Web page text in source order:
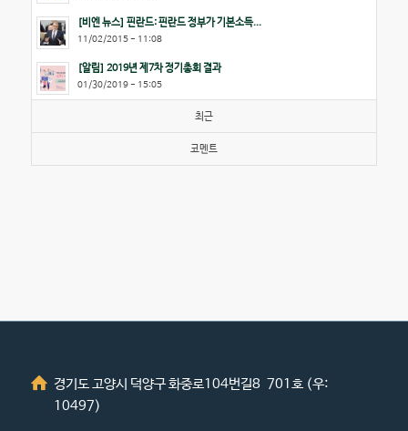
[비엔 뉴스] 핀란드: 핀란드 정부가 기본소득...
11/02/2015 - 11:08
[알림] 2019년 제7차 정기총회 결과
01/30/2019 - 15:05
최근
코멘트
경기도 고양시 덕양구 화중로104번길8 701호 (우:
10497)